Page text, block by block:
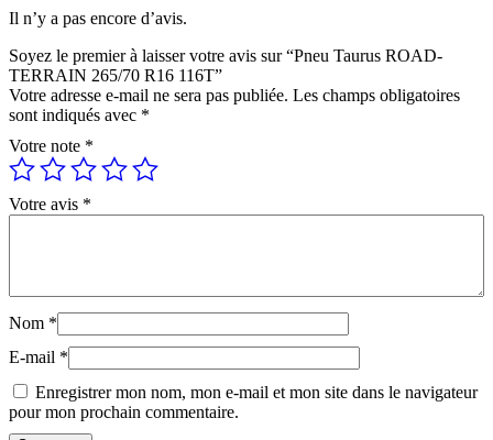
Il n’y a pas encore d’avis.
Soyez le premier à laisser votre avis sur “Pneu Taurus ROAD-
TERRAIN 265/70 R16 116T”
Votre adresse e-mail ne sera pas publiée. Les champs obligatoires
sont indiqués avec *
Votre note *
Votre avis *
Nom *
E-mail *
Enregistrer mon nom, mon e-mail et mon site dans le navigateur
pour mon prochain commentaire.